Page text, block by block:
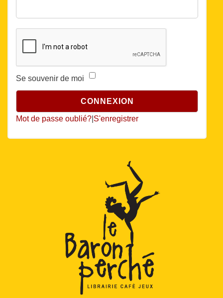
Se souvenir de moi
Mot de passe oublié? S'enregistrer